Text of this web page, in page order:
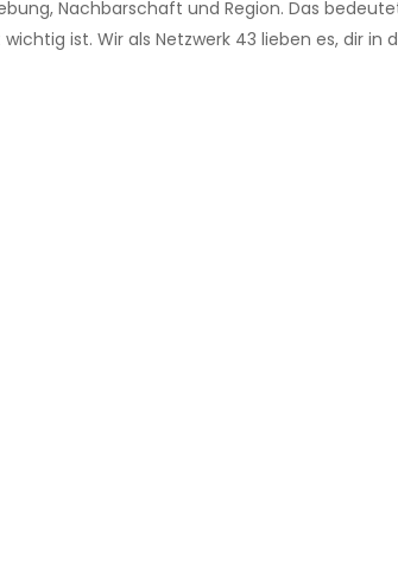
Nachbarschaft und Region. Das
ist. Wir als Netzwerk 43 lieben es, dir in